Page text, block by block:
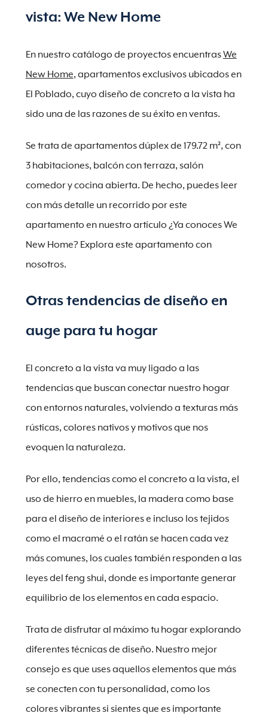
vista: We New Home
En nuestro catálogo de proyectos encuentrasWe
New Home, apartamentos exclusivos ubicados en
El Poblado, cuyo diseño de concreto a la vista ha
sido una de las razones de su éxito en ventas.
Se trata de apartamentos dúplex de 179.72 m², con
3 habitaciones, balcón con terraza, salón
comedor y cocina abierta. De hecho, puedes leer
con más detalle un recorrido por este
apartamento en nuestro artículo ¿Ya conoces We
New Home? Explora este apartamento con
nosotros.
Otras tendencias de diseño en
auge para tu hogar
El concreto a la vista va muy ligado a las
tendencias que buscan conectar nuestro hogar
con entornos naturales, volviendo a texturas más
rústicas, colores nativos y motivos que nos
evoquen la naturaleza.
Por ello, tendencias como el concreto a la vista, el
uso de hierro en muebles, la madera como base
para el diseño de interiores e incluso los tejidos
como el macramé o el ratán se hacen cada vez
más comunes, los cuales también responden a las
leyes del feng shui, donde es importante generar
equilibrio de los elementos en cada espacio.
Trata de disfrutar al máximo tu hogar explorando
diferentes técnicas de diseño. Nuestro mejor
consejo es que uses aquellos elementos que más
se conecten con tu personalidad, como los
colores vibrantes si sientes que es importante